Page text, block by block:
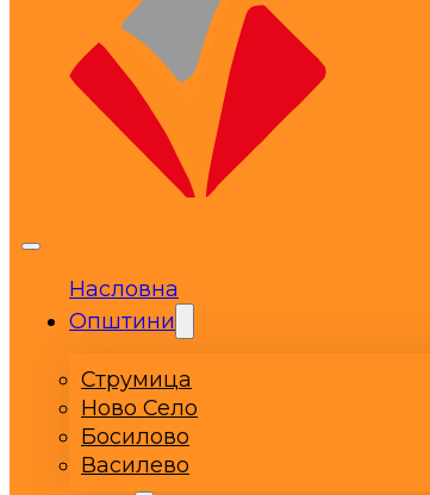
Насловна
Општини
Струмица
Ново Село
Босилово
Василево